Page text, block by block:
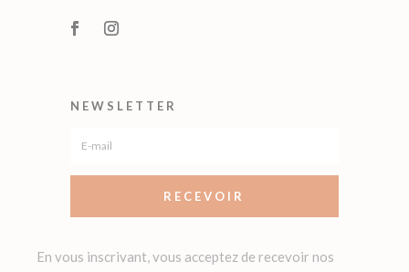
NEWSLETTER
RECEVOIR
En vous inscrivant, vous acceptez de recevoir nos